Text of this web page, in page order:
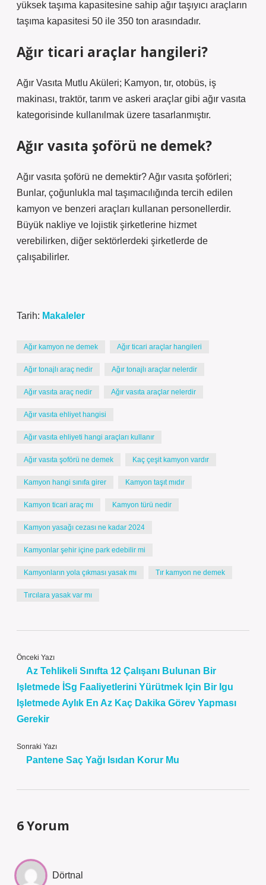
yüksek taşıma kapasitesine sahip ağır taşıyıcı araçların
taşıma kapasitesi 50 ile 350 ton arasındadır.
Ağır ticari araçlar hangileri?
Ağır Vasıta Mutlu Aküleri; Kamyon, tır, otobüs, iş
makinası, traktör, tarım ve askeri araçlar gibi ağır vasıta
kategorisinde kullanılmak üzere tasarlanmıştır.
Ağır vasıta şoförü ne demek?
Ağır vasıta şoförü ne demektir? Ağır vasıta şoförleri;
Bunlar, çoğunlukla mal taşımacılığında tercih edilen
kamyon ve benzeri araçları kullanan personellerdir.
Büyük nakliye ve lojistik şirketlerine hizmet
verebilirken, diğer sektörlerdeki şirketlerde de
çalışabilirler.
Tarih: Makaleler
Ağır kamyon ne demek Ağır ticari araçlar hangileri
Ağır tonajlı araç nedir Ağır tonajlı araçlar nelerdir
Ağır vasıta araç nedir Ağır vasıta araçlar nelerdir
Ağır vasıta ehliyet hangisi
Ağır vasıta ehliyeti hangi araçları kullanır
Ağır vasıta şoförü ne demek Kaç çeşit kamyon vardır
Kamyon hangi sınıfa girer Kamyon taşıt mıdır
Kamyon ticari araç mı Kamyon türü nedir
Kamyon yasağı cezası ne kadar 2024
Kamyonlar şehir içine park edebilir mi
Kamyonların yola çıkması yasak mı Tır kamyon ne demek
Tırcılara yasak var mı
Önceki Yazı
Az Tehlikeli Sınıfta 12 Çalışanı Bulunan Bir
Işletmede İSg Faaliyetlerini Yürütmek Için Bir Igu
Işletmede Aylık En Az Kaç Dakika Görev Yapması
Gerekir
Sonraki Yazı
Pantene Saç Yağı Isıdan Korur Mu
6 Yorum
Dörtnal